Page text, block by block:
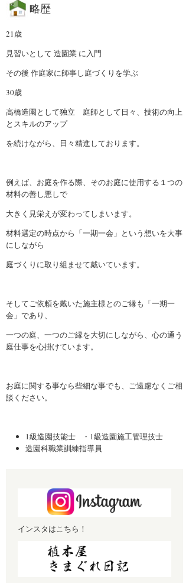
業務案内
植木・造園Q&A
室内庭園
略歴
21歳
見習いとして 造園業 に入門
その後 作庭家に師事し庭づくりを学ぶ
30歳
高橋造園として独立 庭師として日々、技術の向上
とスキルのアップ
を続けながら、日々精進しております。
例えば、お庭を作る際、そのお庭に使用する１つの
材料の善し悪しで
大きく見栄えが変わってしまいます。
材料選定の時点から「一期一会」という想いを大事
にしながら
庭づくりに取り組ませて戴いています。
そしてご依頼を戴いた施主様とのご縁も「一期一
会」であり、
一つの庭、一つのご縁を大切にしながら、心の通う
庭仕事を心掛けています。
お庭に関する事なら些細な事でも、ご遠慮なくご相
談ください。
1級造園技能士 ・1級造園施工管理技士
造園科職業訓練指導員
インスタはこちら！